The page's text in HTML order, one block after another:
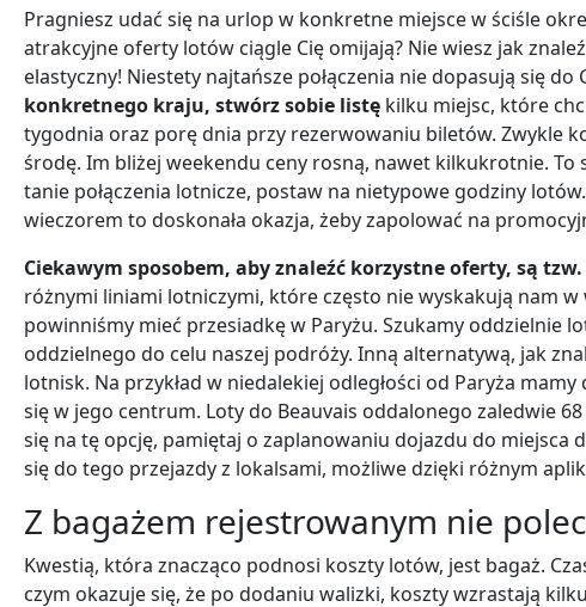
Pragniesz udać się na urlop w konkretne miejsce w ściśle
atrakcyjne oferty lotów ciągle Cię omijają? Nie wiesz jak
elastyczny! Niestety najtańsze połączenia nie dopasują się do
konkretnego kraju, stwórz sobie listękilku miejsc, które
tygodnia oraz porę dnia przy rezerwowaniu biletów. Zwykle
środę. Im bliżej weekendu ceny rosną, nawet kilkukrotnie. To
tanie połączenia lotnicze, postaw na nietypowe godziny
wieczorem to doskonała okazja, żeby zapolować na
Ciekawym sposobem, aby znaleźć korzystne oferty, są
różnymi liniami lotniczymi, które często nie wyskakują nam w
powinniśmy mieć przesiadkę w Paryżu. Szukamy oddzielnie
oddzielnego do celu naszej podróży. Inną alternatywą, jak
lotnisk. Na przykład w niedalekiej odległości od Paryża
się w jego centrum. Loty do Beauvais oddalonego zaledwie
się na tę opcję, pamiętaj o zaplanowaniu dojazdu do miejsca
się do tego przejazdy z lokalsami, możliwe dzięki różnym
Z bagażem rejestrowanym nie
Kwestią, która znacząco podnosi koszty lotów, jest bagaż.
czym okazuje się, że po dodaniu walizki, koszty wzrastają